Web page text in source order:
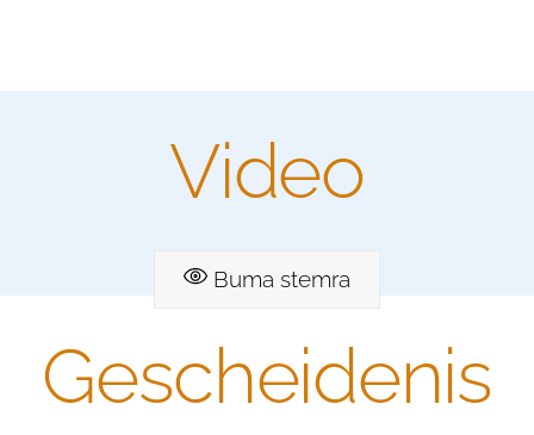
Video
Buma stemra
Gescheidenis